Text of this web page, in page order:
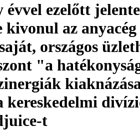
évvel ezelőtt
kivonul az anyacég
országos
"a
kereskedelmi
t